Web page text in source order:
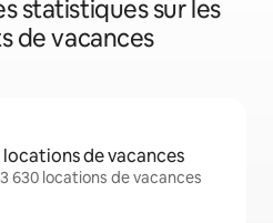
statistiques sur les
de vacances
de vacances
630 locations de vacances